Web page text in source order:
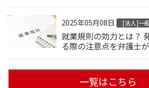
2025年05月08日 [法人]一
就業規則の効力とは？
る際の注意点を弁護士
一覧はこちら